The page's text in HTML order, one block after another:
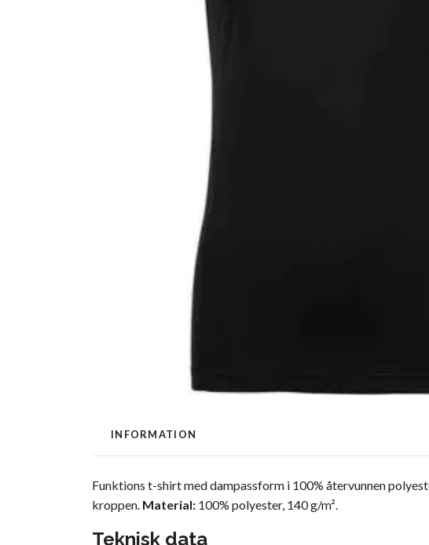
INFORMATION
Funktions t-shirt med dampassform i 100% återvunnen
kroppen. Material: 100% polyester, 140 g/m².
Teknisk data